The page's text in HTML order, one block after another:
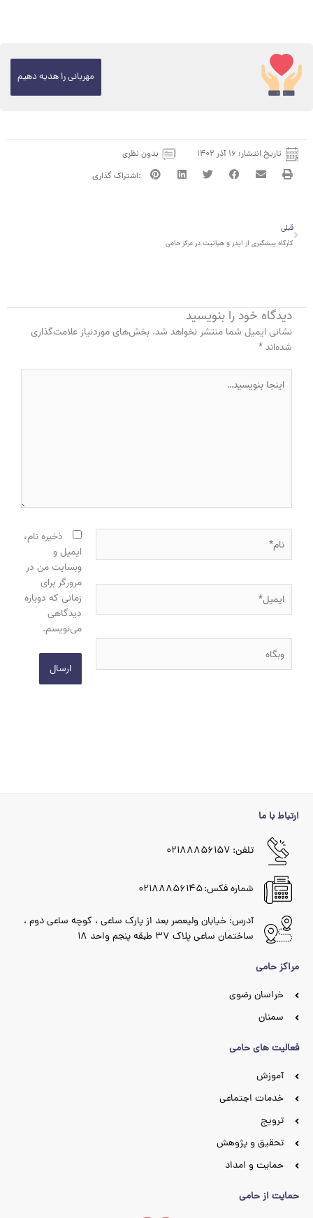
مهربانی را هدیه دهیم
تاریخ انتشار: ۱۶ آذر ۱۴۰۲ بدون نظری
قبلی
قبلی
کارگاه پیشگیری از ایدز و هپاتیت در مرکز حامی
دیدگاه‌ خود را بنویسید
نشانی ایمیل شما منتشر نخواهد شد. بخش‌های موردنیاز علامت‌گذاری
شده‌اند*
بنویسید…
ذخیره نام،
ایمیل و
وبسایت من در
مرورگر برای
زمانی که دوباره
دیدگاهی
می‌نویسم.
ارتباط با ما
تلفن: ۰۲۱۸۸۸۵۶۱۵۷
شماره فکس: ۰۲۱۸۸۸۵۶۱۴۵
آدرس: خیابان ولیعصر بعد از پارک ساعی ، کوچه ساعی دوم ،
ساختمان ساعی پلاک ۳۷ طبقه پنجم واحد ۱۸
مراکز حامی
خراسان رضوی
سمنان
فعالیت های حامی
آموزش
خدمات اجتماعی
ترویج
تحقیق و پژوهش
حمایت و امداد
حمایت از حامی